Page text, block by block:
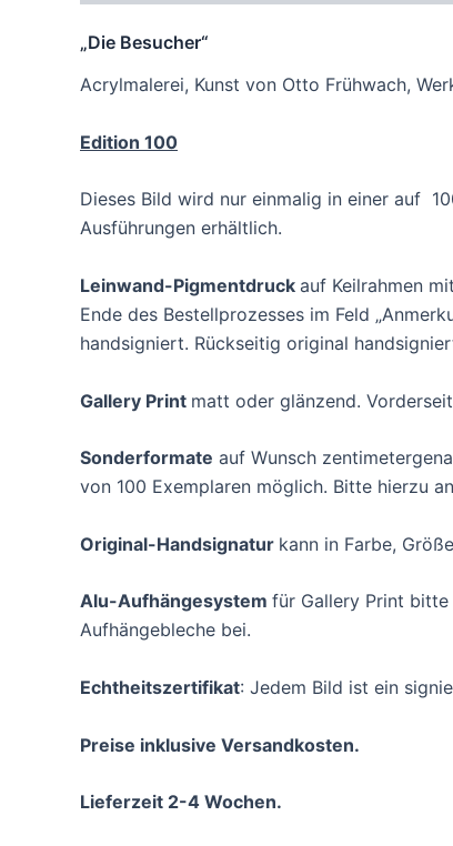
„Die Besucher“
Acrylmalerei, Kunst von Otto Frühwach,
Edition 100
Dieses Bild wird nur einmalig in einer auf
Ausführungen erhältlich.
Leinwand-Pigmentdruck auf Keilrahmen
Ende des Bestellprozesses im Feld
handsigniert. Rückseitig original
Gallery Print matt oder glänzend.
Sonderformate auf Wunsch
von 100 Exemplaren möglich. Bitte hierzu
Original-Handsignatur kann in Farbe,
Alu-Aufhängesystem für Gallery Print
Aufhängebleche bei.
Echtheitszertifikat: Jedem Bild ist ein
Preise inklusive Versandkosten.
Lieferzeit 2-4 Wochen.